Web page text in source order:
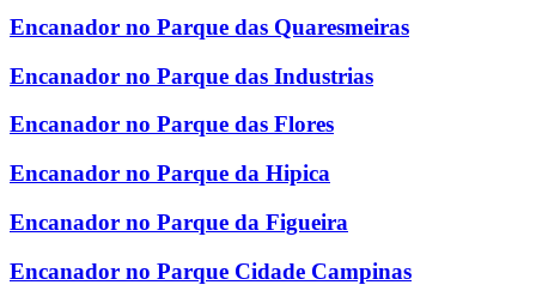
Encanador no Parque das Quaresmeiras
Encanador no Parque das Industrias
Encanador no Parque das Flores
Encanador no Parque da Hipica
Encanador no Parque da Figueira
Encanador no Parque Cidade Campinas